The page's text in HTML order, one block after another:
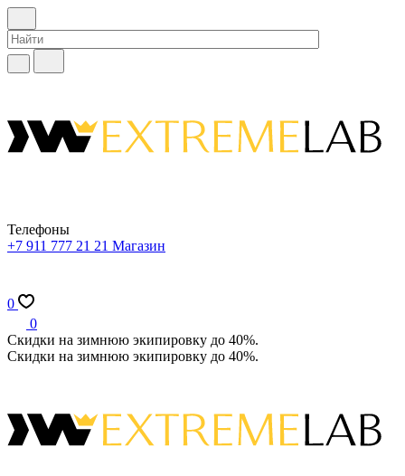
Телефоны
+7 911 777 21 21 Магазин
0
0
Скидки на зимнюю экипировку до 40%.
Скидки на зимнюю экипировку до 40%.